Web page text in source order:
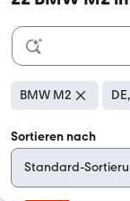
BMW M2
Sortieren nach